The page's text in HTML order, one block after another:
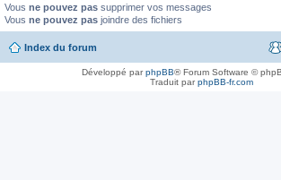
Vous ne pouvez pas supprimer vos messages
Vous ne pouvez pas joindre des fichiers
Index du forum
Développé parphpBB® Forum Software ©
Traduit parphpBB-fr.com